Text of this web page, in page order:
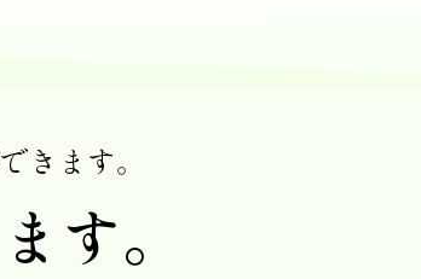
きます。
す。